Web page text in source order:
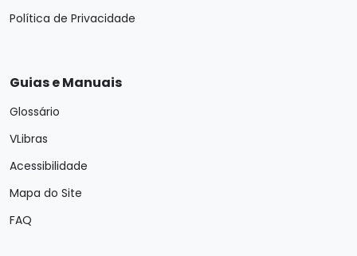
Política de Privacidade
Guias e Manuais
Glossário
VLibras
Acessibilidade
Mapa do Site
FAQ